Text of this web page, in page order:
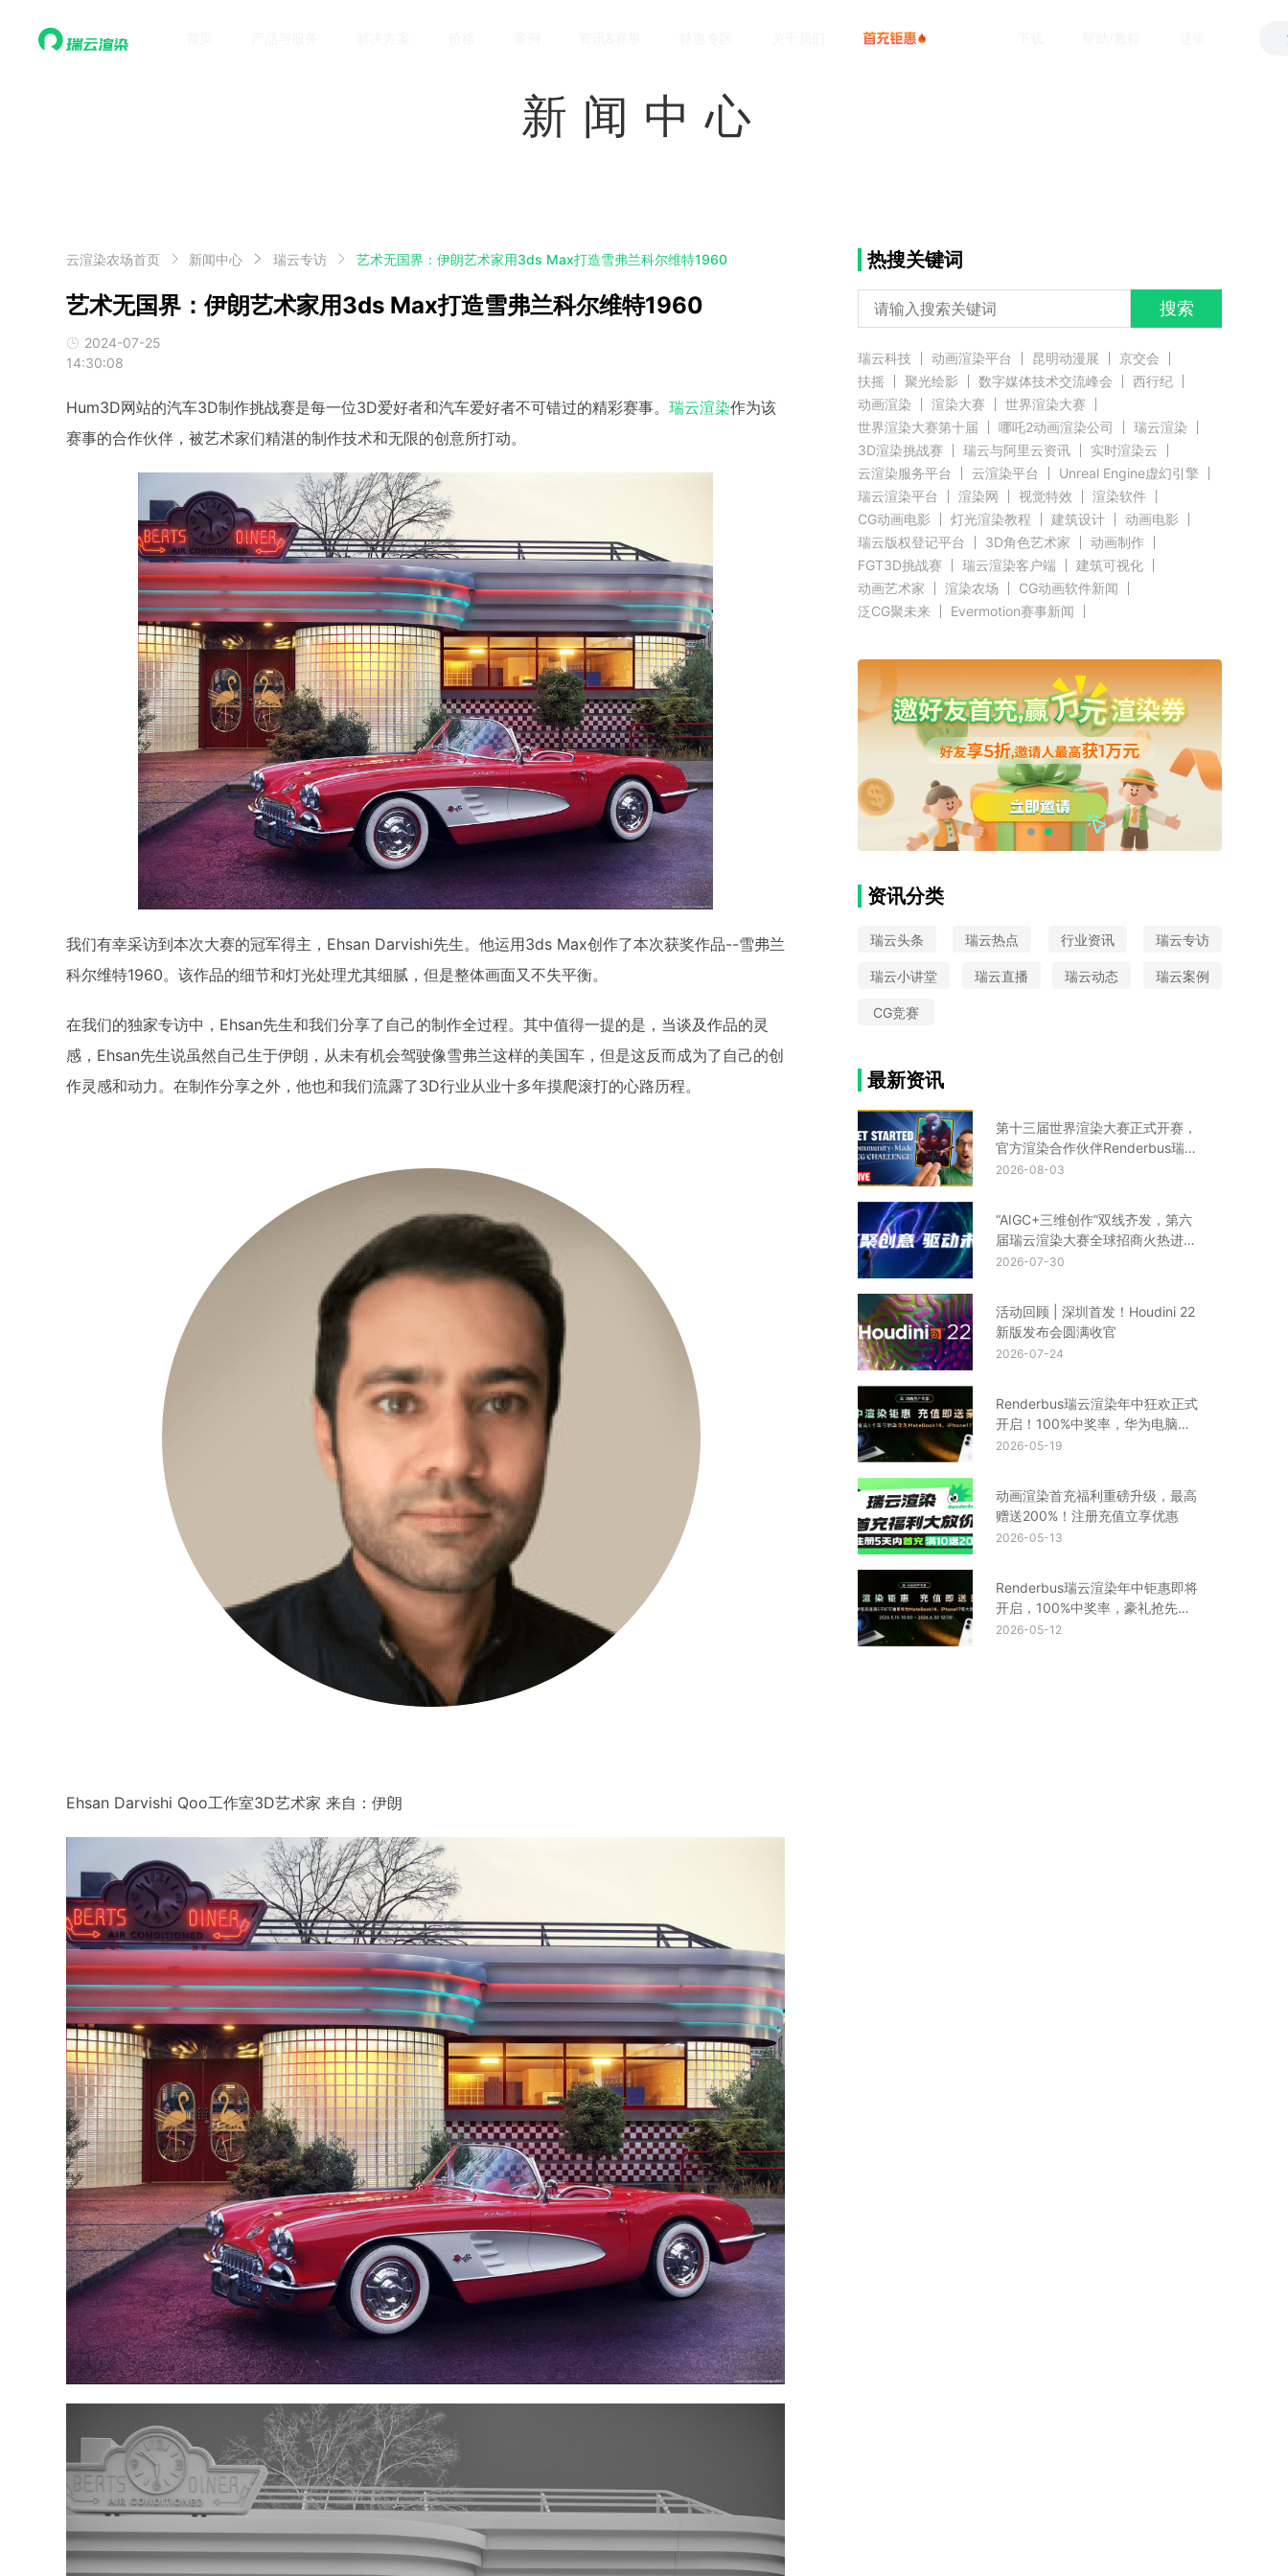
新闻中心
云渲染农场首页 新闻中心 瑞云专访 艺术无国界：伊朗艺术家用3ds Max打造雪弗兰科尔维特1960
艺术无国界：伊朗艺术家用3ds Max打造雪弗兰科尔维特1960
2024-07-25
14:30:08
Hum3D网站的汽车3D制作挑战赛是每一位3D爱好者和汽车爱好者不可错过的精彩赛事。 瑞云渲染作为该
赛事的合作伙伴，被艺术家们精湛的制作技术和无限的创意所打动。
我们有幸采访到本次大赛的冠军得主，Ehsan Darvishi先生。他运用3ds Max创作了本次获奖作品--雪弗兰
科尔维特1960。该作品的细节和灯光处理尤其细腻，但是整体画面又不失平衡。
在我们的独家专访中，Ehsan先生和我们分享了自己的制作全过程。其中值得一提的是，当谈及作品的灵
感，Ehsan先生说虽然自己生于伊朗，从未有机会驾驶像雪弗兰这样的美国车，但是这反而成为了自己的创
作灵感和动力。在制作分享之外，他也和我们流露了3D行业从业十多年摸爬滚打的心路历程。
Ehsan Darvishi Qoo工作室3D艺术家 来自：伊朗
热搜关键词
搜索
瑞云科技 动画渲染平台 昆明动漫展
京交会
扶摇
聚光绘影 数字媒体技术交流峰会
西行纪
动画渲染
渲染大赛
世界渲染大赛
世界渲染大赛第十届
哪吒2动画渲染公司
瑞云渲染
3D渲染挑战赛
瑞云与阿里云资讯
实时渲染云
云渲染服务平台
云渲染平台
Unreal Engine虚幻引擎
瑞云渲染平台
渲染网 视觉特效
渲染软件
CG动画电影
灯光渲染教程 建筑设计
动画电影
瑞云版权登记平台
3D角色艺术家
动画制作
FGT3D挑战赛
瑞云渲染客户端
建筑可视化
动画艺术家
渲染农场
CG动画软件新闻
泛CG聚未来
Evermotion赛事新闻
渲染客户端快讯
C4D新闻
Autodesk新闻
好莱坞影视云渲染
奥斯卡渲染资讯
Renderbus新闻
CG渲染新闻
Siggraph新闻
Blender新闻
GPU渲染
CPU渲染 Redshift新闻
3ds Max新闻
瑞云大事件 原力动画
CG英雄会
效果图设计大赛
效果图大赛
效果图客户端
瑞云 ZBrush新闻
Cinema 4D资讯
V-Ray新闻
渲染插件 Maya新闻 教育优惠
赤道
北京电影学院
全局照明 无偏差渲染
云栖大会
CIS设计
Turtle渲染器
金鸡百花奖
资讯分类
瑞云头条 瑞云热点 行业资讯 瑞云专访
瑞云小讲堂 瑞云直播 瑞云动态 瑞云案例
CG竞赛
最新资讯
第十三届世界渲染大赛正式开赛，
官方渲染合作伙伴Renderbus瑞云
渲染助您渲力全开！
2026-08-03
“AIGC+三维创作”双线齐发，第六
届瑞云渲染大赛全球招商火热进行
中！
2026-07-30
活动回顾 | 深圳首发！Houdini 22
新版发布会圆满收官
2026-07-24
Renderbus瑞云渲染年中狂欢正式
开启！100%中奖率，华为电脑、
iPhone17等你来拿
2026-05-19
动画渲染首充福利重磅升级，最高
赠送200%！注册充值立享优惠
2026-05-13
Renderbus瑞云渲染年中钜惠即将
开启，100%中奖率，豪礼抢先
看！
2026-05-12